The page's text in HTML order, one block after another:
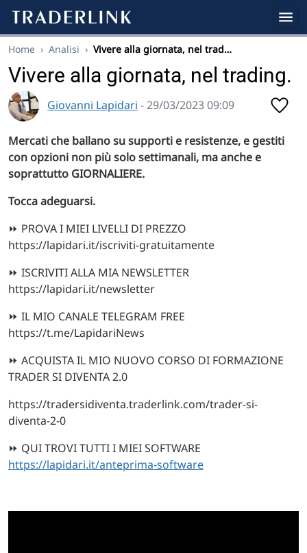
Home › Analisi › Vivere alla giornata, nel trad…
Vivere alla giornata, nel trading.
Giovanni Lapidari - 29/03/2023 09:09
Mercati che ballano su supporti e resistenze, e gestiti
con opzioni non più solo settimanali, ma anche e
soprattutto GIORNALIERE.
Tocca adeguarsi.
⏩ PROVA I MIEI LIVELLI DI PREZZO
https://lapidari.it/iscriviti-gratuitamente
⏩ ISCRIVITI ALLA MIA NEWSLETTER
https://lapidari.it/newsletter
⏩ IL MIO CANALE TELEGRAM FREE
https://t.me/LapidariNews
⏩ ACQUISTA IL MIO NUOVO CORSO DI FORMAZIONE
TRADER SI DIVENTA 2.0
https://tradersidiventa.traderlink.com/trader-si-
diventa-2-0
⏩ QUI TROVI TUTTI I MIEI SOFTWARE
https://lapidari.it/anteprima-software